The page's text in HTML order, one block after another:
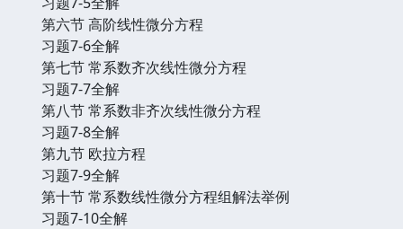
第六节 高阶线性微分方程
习题7-6全解
第七节 常系数齐次线性微分方程
习题7-7全解
第八节 常系数非齐次线性微分方程
习题7-8全解
第九节 欧拉方程
习题7-9全解
第十节 常系数线性微分方程组解法举例
习题7-10全解